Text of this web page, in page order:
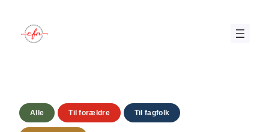
indhold
Alle Til forældre Til fagfolk